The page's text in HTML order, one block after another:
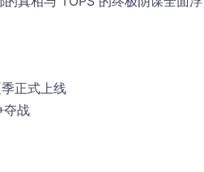
正式上线
夺战